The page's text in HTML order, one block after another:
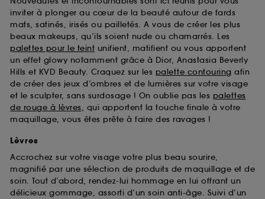
inviter à plonger au cœur de la beauté autour de fards
mats, satinés, irisés ou pailletés. A vous de créer les plus
beaux makeups, qu’ils soient nude ou chamarrés. Les
palettes pour le teint unifient, matifient ou vous apportent
un effet glowy notamment grâce à Dior, Anastasia Beverly
Hills et KVD Beauty. Craquez sur les palette contouring afin
de créer des jeux d’ombres et de lumières sur votre visage
et le sculpter, sans surdosage ! On oublie pas les palettes
de rouge à lèvres, qui apportent la touche finale à votre
maquillage, vous êtes prête à faire des ravages !
Lèvres
Accrochez sur votre visage votre plus beau sourire,
magnifié par une sélection de produits de maquillage et de
soin. Tout d’abord, rendez-lui hommage en lui offrant un
délicieux gommage, assorti d’un soin anti-âge. Suivi d’un
d’en améliorer la performance.
Cookies de sécurisation des paiements en ligne :
ils nous permettent de lutter notamment contre les
fraudes aux moyens de paiement et les
usurpations d’identité.
Cookies fonctionnels :il s’agit de cookies
permettant l’affichage et/ou la fourniture de
certaines fonctionnalités du site, tel que les
cookies d’authentification qui sont utilisés afin de
vous faire bénéficier de l’authentification
sans saisir à nouveau votre identifiant et mot de
passe.